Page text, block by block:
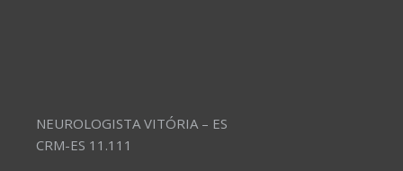
NEUROLOGISTA VITÓRIA – ES
CRM-ES 11.111